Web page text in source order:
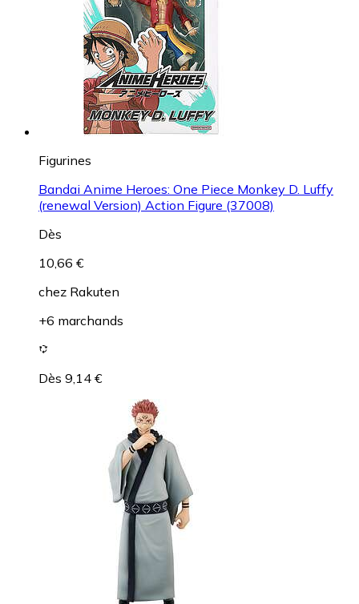
Figurines
Bandai Anime Heroes: One Piece Monkey D. Luffy
(renewal Version) Action Figure (37008)
Dès
10,66 €
chez Rakuten
+6 marchands
Dès 9,14 €